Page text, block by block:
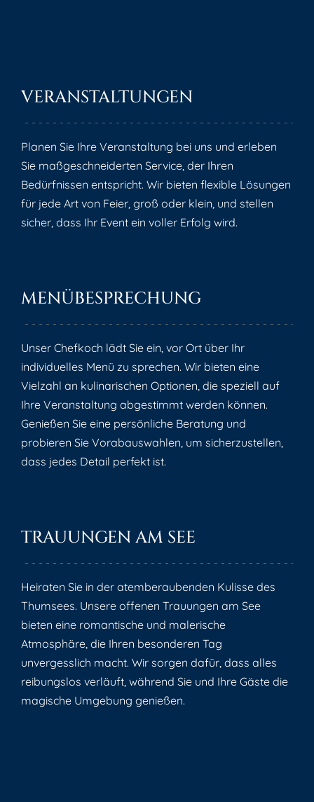
VERANSTALTUNGEN
Planen Sie Ihre Veranstaltung bei uns und erleben
Sie maßgeschneiderten Service, der Ihren
Bedürfnissen entspricht. Wir bieten flexible Lösungen
für jede Art von Feier, groß oder klein, und stellen
sicher, dass Ihr Event ein voller Erfolg wird.
MENÜBESPRECHUNG
Unser Chefkoch lädt Sie ein, vor Ort über Ihr
individuelles Menü zu sprechen. Wir bieten eine
Vielzahl an kulinarischen Optionen, die speziell auf
Ihre Veranstaltung abgestimmt werden können.
Genießen Sie eine persönliche Beratung und
probieren Sie Vorabauswahlen, um sicherzustellen,
dass jedes Detail perfekt ist.
TRAUUNGEN AM SEE
Heiraten Sie in der atemberaubenden Kulisse des
Thumsees. Unsere offenen Trauungen am See
bieten eine romantische und malerische
Atmosphäre, die Ihren besonderen Tag
unvergesslich macht. Wir sorgen dafür, dass alles
reibungslos verläuft, während Sie und Ihre Gäste die
magische Umgebung genießen.